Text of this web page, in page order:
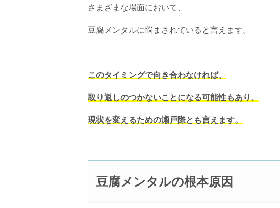
さまざまな場面において、
豆腐メンタルに悩まされていると言えます。
このタイミングで向き合わなければ、
取り返しのつかないことになる可能性もあり、
現状を変えるための瀬戸際とも言えます。
豆腐メンタルの根本原因